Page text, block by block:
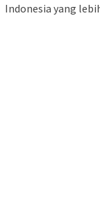
Indonesia yang